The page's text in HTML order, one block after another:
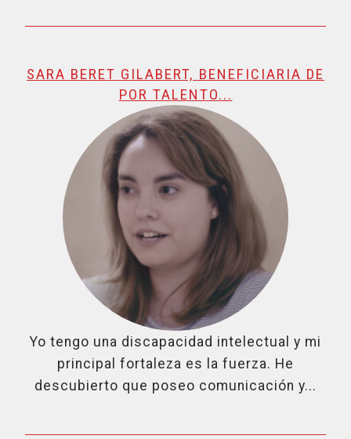
SARA BERET GILABERT, BENEFICIARIA DE
POR TALENTO...
Yo tengo una discapacidad intelectual y mi
principal fortaleza es la fuerza. He
descubierto que poseo comunicación y...